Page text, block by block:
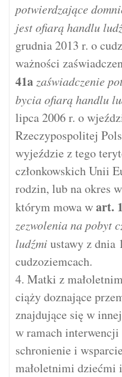
potwierdzające
jest ofiarą handlu
grudnia 2013 r. o
ważności
41a zaświadczenie
bycia ofiarą handlu
lipca 2006 r. o
Rzeczypospolitej
wyjeździe z tego
członkowskich Unii
rodzin, lub na okres
którym mowa wart.
zezwolenia na pobyt
ludźmiustawy z dnia
cudzoziemcach.
4. Matki z
ciąży doznające
znajdujące się w
w ramach
schronienie i
małoletnimi dziećmi